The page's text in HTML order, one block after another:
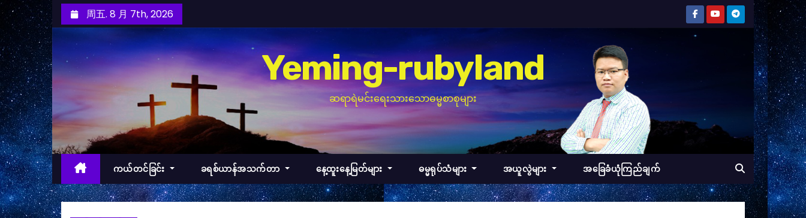
至
内
容
周五. 8 月 7th, 2026
Yeming-rubyland
ဆရာရဲမင်းရေးသားသောဓမ္မစာစုများ
ကယ်တင်ခြင်း ခရစ်ယာန်အသက်တာ နေ့ထူးနေ့မြတ်များ ဓမ္မရုပ်သံများ အယူလွဲများ အခြေခံယုံကြည်ချက်